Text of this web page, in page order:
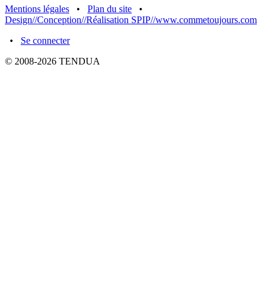
Mentions légales • Plan du site
•
Design//Conception//Réalisation SPIP//www.commetoujours.com
• Se connecter
© 2008-2026 TENDUA